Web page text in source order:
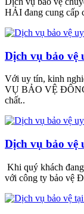
HẢI đang cung cấp
Dịch vụ bảo vệ
Với uy tín, kinh
VỤ BẢO VỆ
chất..
Dịch vụ bảo vệ
Khi quý khách
với công ty bảo vệ